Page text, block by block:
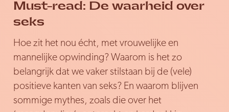
Must-read: De waarheid over
seks
Hoe zit het nou écht, met vrouwelijke en
mannelijke opwinding? Waarom is het zo
belangrijk dat we vaker stilstaan bij de (vele)
positieve kanten van seks? En waarom blijven
sommige mythes, zoals die over het